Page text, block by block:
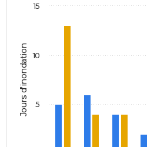
Jours d'inondation 5
10
15